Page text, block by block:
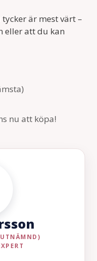
är mest värt –
eller att du kan
nu att köpa!